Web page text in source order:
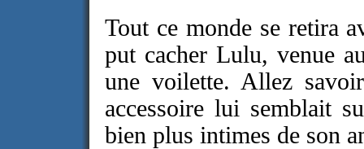
Tout ce monde se retira
put cacher Lulu, venue
une voilette. Allez
accessoire lui semblait
bien plus intimes de son